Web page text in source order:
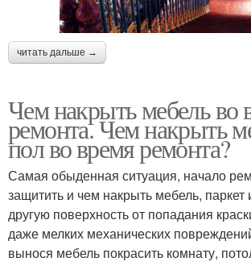
читать дальше →
Чем накрыть мебель во
ремонта. Чем накрыть
пол во время ремонта?
Самая обыденная ситуация, начало
защитить и чем накрыть мебель,
другую поверхность от попадания
даже мелких механических
вынося мебель покрасить комнату,